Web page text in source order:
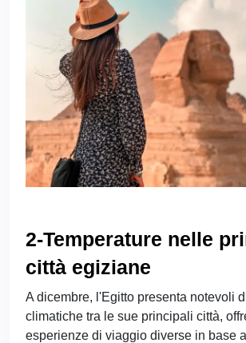
2-Temperature nelle
città egiziane
A dicembre, l'Egitto presenta notevoli
climatiche tra le sue principali città,
esperienze di viaggio diverse in base